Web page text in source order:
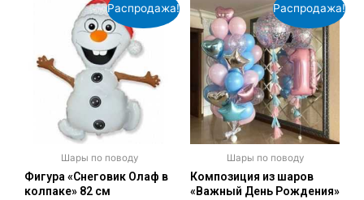
Распродажа!
Шары по поводу
Фигура «Снеговик Олаф в
колпаке» 82 см
Распродажа!
Шары по поводу
Композиция из шаров
«Важный День Рождения»